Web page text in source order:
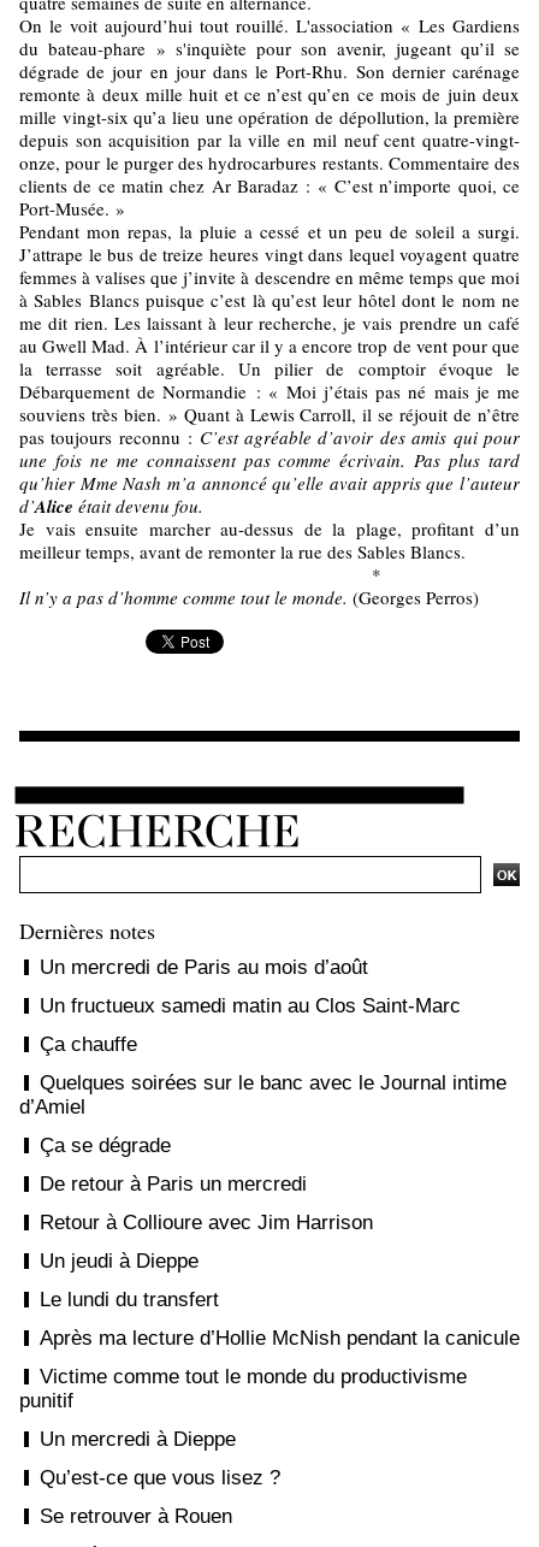
Dernières notes
Un mercredi de Paris au mois d’août
Un fructueux samedi matin au Clos Saint-Marc
Ça chauffe
Quelques soirées sur le banc avec le Journal intime
d’Amiel
Ça se dégrade
De retour à Paris un mercredi
Retour à Collioure avec Jim Harrison
Un jeudi à Dieppe
Le lundi du transfert
Après ma lecture d’Hollie McNish pendant la canicule
Victime comme tout le monde du productivisme
punitif
Un mercredi à Dieppe
Qu’est-ce que vous lisez ?
Se retrouver à Rouen
On le voit aujourd’hui tout rouillé. L'association « Les Gardiens
du bateau-phare » s'inquiète pour son avenir, jugeant qu’il se
dégrade de jour en jour dans le Port-Rhu. Son dernier carénage
remonte à deux mille huit et ce n’est qu’en ce mois de juin deux
mille vingt-six qu’a lieu une opération de dépollution, la première
depuis son acquisition par la ville en mil neuf cent quatre-vingt-
onze, pour le purger des hydrocarbures restants. Commentaire des
clients de ce matin chez Ar Baradaz : « C’est n’importe quoi, ce
Port-Musée. »
Pendant mon repas, la pluie a cessé et un peu de soleil a surgi.
J’attrape le bus de treize heures vingt dans lequel voyagent quatre
femmes à valises que j’invite à descendre en même temps que moi
à Sables Blancs puisque c’est là qu’est leur hôtel dont le nom ne
me dit rien. Les laissant à leur recherche, je vais prendre un café
au Gwell Mad. À l’intérieur car il y a encore trop de vent pour que
la terrasse soit agréable. Un pilier de comptoir évoque le
Débarquement de Normandie : « Moi j’étais pas né mais je me
souviens très bien. » Quant à Lewis Carroll, il se réjouit de n’être
pas toujours reconnu : C’est agréable d’avoir des amis qui pour
une fois ne me connaissent pas comme écrivain. Pas plus tard
qu’hier Mme Nash m’a annoncé qu’elle avait appris que l’auteur
d’Alice était devenu fou.
Je vais ensuite marcher au-dessus de la plage, profitant d’un
meilleur temps, avant de remonter la rue des Sables Blancs.
*
Il n’y a pas d’homme comme tout le monde. (Georges Perros)